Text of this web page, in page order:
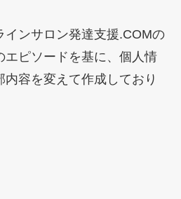
ンサロン発達支援.COMの
エピソードを基に、個人情
容を変えて作成しており